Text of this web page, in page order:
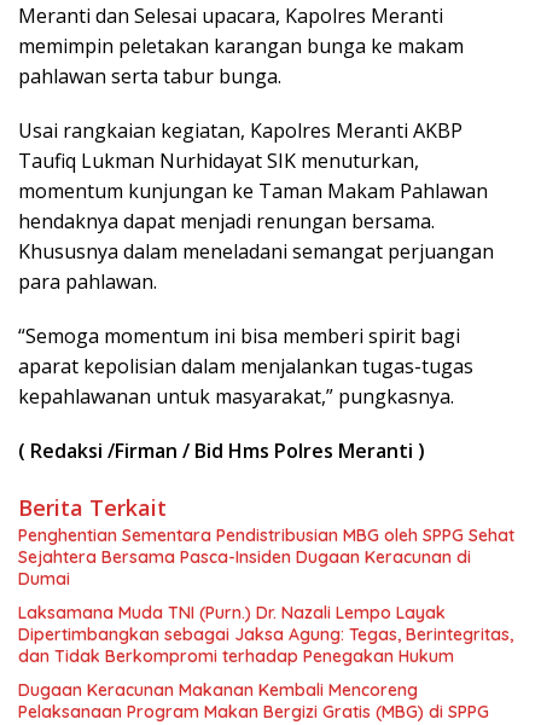
Meranti dan Selesai upacara, Kapolres Meranti
memimpin peletakan karangan bunga ke makam
pahlawan serta tabur bunga.
Usai rangkaian kegiatan, Kapolres Meranti AKBP
Taufiq Lukman Nurhidayat SIK menuturkan,
momentum kunjungan ke Taman Makam Pahlawan
hendaknya dapat menjadi renungan bersama.
Khususnya dalam meneladani semangat perjuangan
para pahlawan.
“Semoga momentum ini bisa memberi spirit bagi
aparat kepolisian dalam menjalankan tugas-tugas
kepahlawanan untuk masyarakat,” pungkasnya.
( Redaksi /Firman / Bid Hms Polres Meranti )
Berita Terkait
Penghentian Sementara Pendistribusian MBG oleh SPPG Sehat
Sejahtera Bersama Pasca-Insiden Dugaan Keracunan di
Dumai
Laksamana Muda TNI (Purn.) Dr. Nazali Lempo Layak
Dipertimbangkan sebagai Jaksa Agung: Tegas, Berintegritas,
dan Tidak Berkompromi terhadap Penegakan Hukum
Dugaan Keracunan Makanan Kembali Mencoreng
Pelaksanaan Program Makan Bergizi Gratis (MBG) di SPPG